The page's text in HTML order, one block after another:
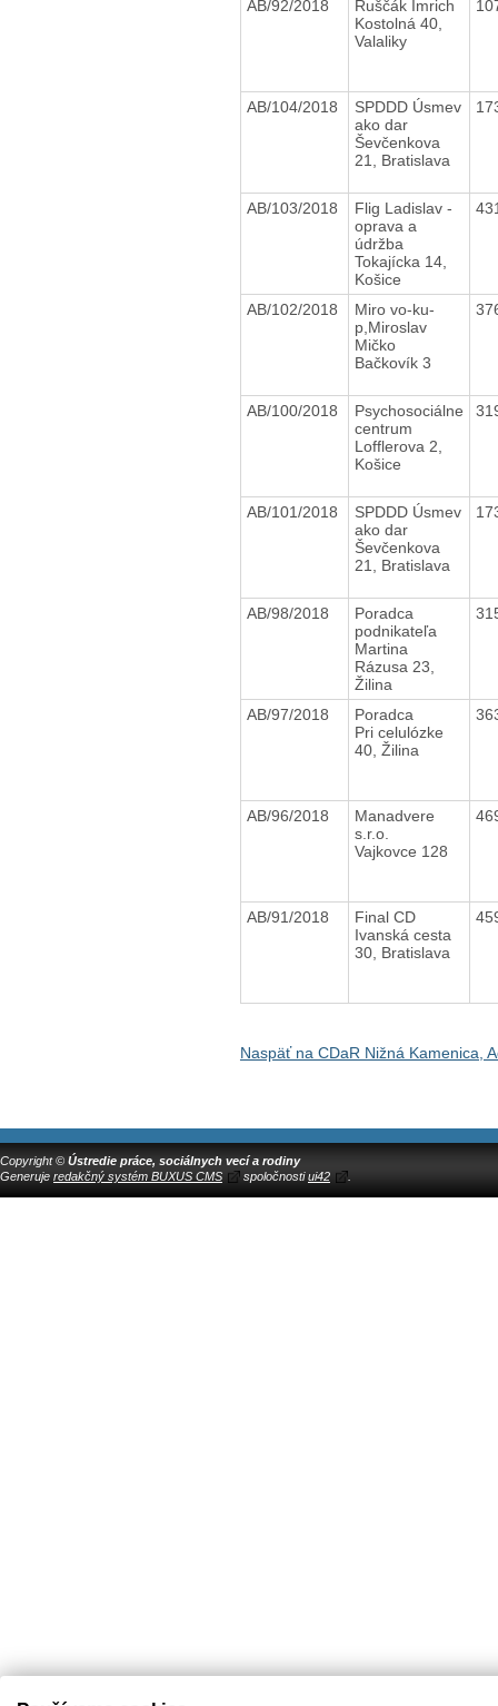
AB/92/2018
Ruščák Imrich
Kostolná 40,
Valaliky
AB/104/2018
SPDDD Úsmev
ako dar
Ševčenkova
21, Bratislava
AB/103/2018
Flig Ladislav -
oprava a
údržba
Tokajícka 14,
Košice
AB/102/2018
Miro vo-ku-
p,Miroslav
Mičko
Bačkovík 3
AB/100/2018
Psychosociálne
centrum
Lofflerova 2,
Košice
AB/101/2018
SPDDD Úsmev
ako dar
Ševčenkova
21, Bratislava
AB/98/2018
Poradca
podnikateľa
Martina
Rázusa 23,
Žilina
AB/97/2018
Poradca
Pri celulózke
40, Žilina
AB/96/2018
Manadvere
s.r.o.
Vajkovce 128
AB/91/2018
Final CD
Ivanská cesta
30, Bratislava
Naspäť na CDaR Nižná Kamenica,
Copyright © Ústredie práce, sociálnych vecí a rodiny
Generuje redakčný systém BUXUS CMS spoločnostiui42